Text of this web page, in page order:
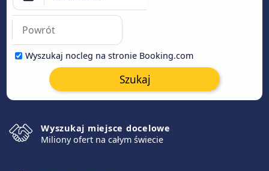
Wyszukaj nocleg na stronie Booking.com
Szukaj
Wyszukaj miejsce docelowe
Miliony ofert na całym świecie